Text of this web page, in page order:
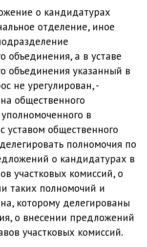
о кандидатурах
отделение, иное
объединения, а в уставе
объединения указанный в
не урегулирован, -
общественного
в
уставом общественного
полномочия по
о кандидатурах в
участковых комиссий, о
таких полномочий и
которому делегированы
о внесении предложений
участковых комиссий.